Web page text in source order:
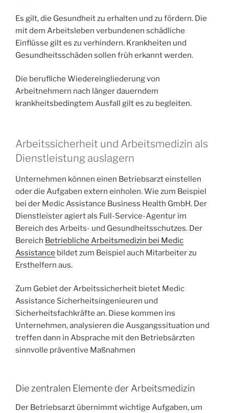
Es gilt, die Gesundheit zu erhalten und zu fördern. Die
mit dem Arbeitsleben verbundenen schädliche
Einflüsse gilt es zu verhindern. Krankheiten und
Gesundheitsschäden sollen früh erkannt werden.
Die berufliche Wiedereingliederung von
Arbeitnehmern nach länger dauerndem
krankheitsbedingtem Ausfall gilt es zu begleiten.
Arbeitssicherheit und Arbeitsmedizin als
Dienstleistung auslagern
Unternehmen können einen Betriebsarzt einstellen
oder die Aufgaben extern einholen. Wie zum Beispiel
bei der Medic Assistance Business Health GmbH. Der
Dienstleister agiert als Full-Service-Agentur im
Bereich des Arbeits- und Gesundheitsschutzes. Der
Bereich Betriebliche Arbeitsmedizin bei Medic
Assistance bildet zum Beispiel auch Mitarbeiter zu
Ersthelfern aus.
Zum Gebiet der Arbeitssicherheit bietet Medic
Assistance Sicherheitsingenieuren und
Sicherheitsfachkräfte an. Diese kommen ins
Unternehmen, analysieren die Ausgangssituation und
treffen dann in Absprache mit den Betriebsärzten
sinnvolle präventive Maßnahmen
Die zentralen Elemente der Arbeitsmedizin
Der Betriebsarzt übernimmt wichtige Aufgaben, um